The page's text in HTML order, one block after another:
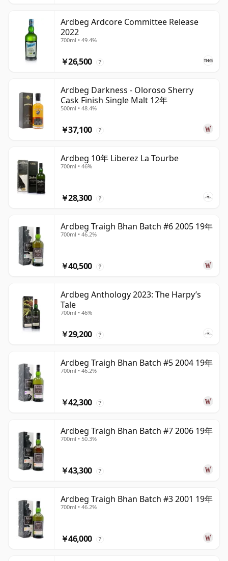
Ardbeg Ardcore Committee Release
2022
700ml • 49.4%
￥26,500 ?
Ardbeg Darkness - Oloroso Sherry
Cask Finish Single Malt 12年
500ml • 48.4%
￥37,100 ?
Ardbeg 10年 Liberez La Tourbe
700ml • 46%
￥28,300 ?
Ardbeg Traigh Bhan Batch #6 2005 19年
700ml • 46.2%
￥40,500 ?
Ardbeg Anthology 2023: The Harpy’s
Tale
700ml • 46%
￥29,200 ?
Ardbeg Traigh Bhan Batch #5 2004 19年
700ml • 46.2%
￥42,300 ?
Ardbeg Traigh Bhan Batch #7 2006 19年
700ml • 50.3%
￥43,300 ?
Ardbeg Traigh Bhan Batch #3 2001 19年
700ml • 46.2%
￥46,000 ?